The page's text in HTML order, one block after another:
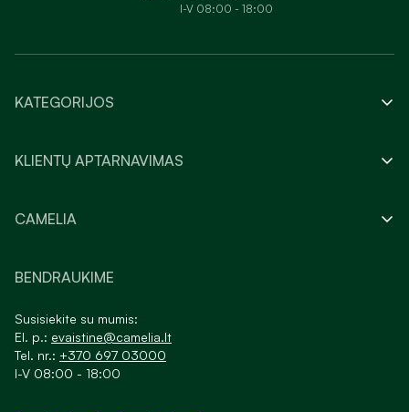
I-V 08:00 - 18:00
KATEGORIJOS
KLIENTŲ APTARNAVIMAS
CAMELIA
BENDRAUKIME
Susisiekite su mumis:
El. p.: evaistine@camelia.lt
Tel. nr.: +370 697 03000
I-V 08:00 - 18:00